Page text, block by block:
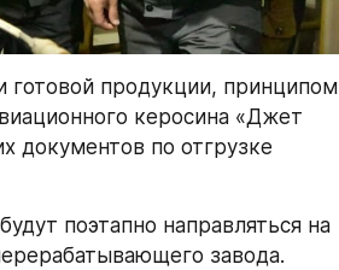
готовой продукции, принципом
керосина «Джет
документов по отгрузке
поэтапно направляться на
завода.